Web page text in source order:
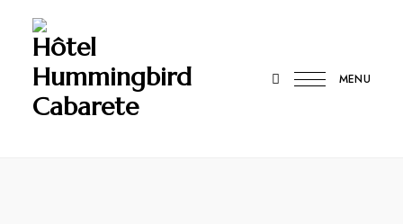
Hôtel
Hummingbird
Cabarete
MENU